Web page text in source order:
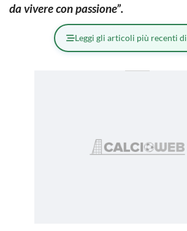
da vivere con passione”.
Leggi gli articoli più recenti di